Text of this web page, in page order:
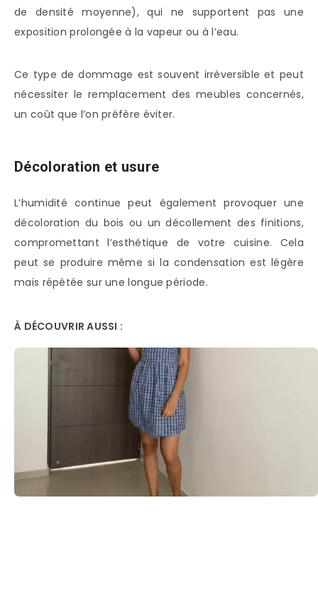
de densité moyenne), qui ne supportent pas une
exposition prolongée à la vapeur ou à l’eau.
Ce type de dommage est souvent irréversible et peut
nécessiter le remplacement des meubles concernés,
un coût que l’on préfère éviter.
Décoloration et usure
L’humidité continue peut également provoquer une
décoloration du bois ou un décollement des finitions,
compromettant l’esthétique de votre cuisine. Cela
peut se produire même si la condensation est légère
mais répétée sur une longue période.
À DÉCOUVRIR AUSSI :